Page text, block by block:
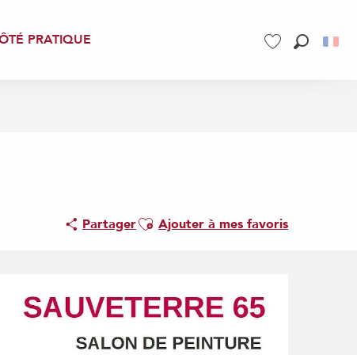
PRATIQUE
PartagerAjouter aux favoris
Ajouter à mes favoris